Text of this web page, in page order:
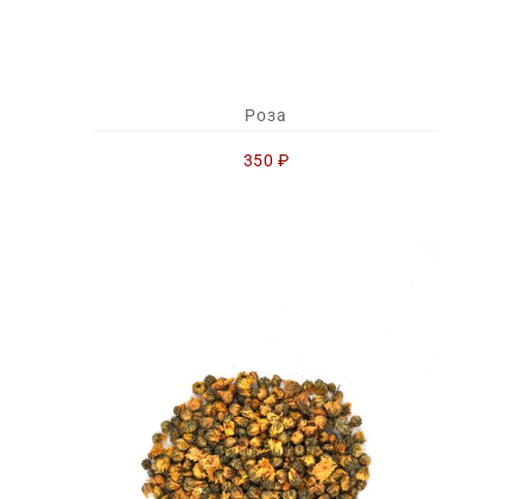
Роза
350 ₽